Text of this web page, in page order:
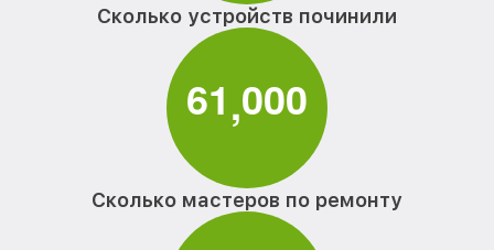
Сколько устройств починили
61,000
Сколько мастеров по ремонту